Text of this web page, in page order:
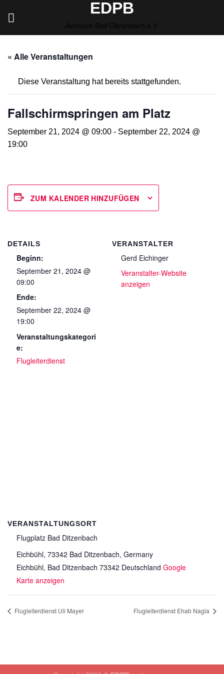
EDPB
Aeroclub Bad Ditzenbach e.V.
« Alle Veranstaltungen
Diese Veranstaltung hat bereits stattgefunden.
Fallschirmspringen am Platz
September 21, 2024 @ 09:00 - September 22, 2024 @
19:00
ZUM KALENDER HINZUFÜGEN
DETAILS
Beginn:
September 21, 2024 @
09:00
Ende:
September 22, 2024 @
19:00
Veranstaltungskategori
e:
Flugleiterdienst
VERANSTALTER
Gerd Eichinger
Veranstalter-Website
anzeigen
VERANSTALTUNGSORT
Flugplatz Bad Ditzenbach
Eichbühl, 73342 Bad Ditzenbach, Germany
Eichbühl, Bad Ditzenbach 73342 Deutschland Google
Karte anzeigen
Flugleiterdienst Uli Mayer Flugleiterdienst Ehab Nagla